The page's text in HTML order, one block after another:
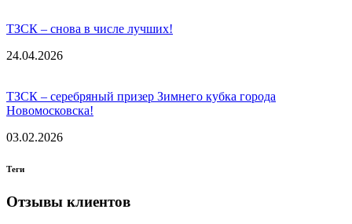
ТЗСК – снова в числе лучших!
24.04.2026
ТЗСК – серебряный призер Зимнего кубка города
Новомосковска!
03.02.2026
Теги
Отзывы клиентов